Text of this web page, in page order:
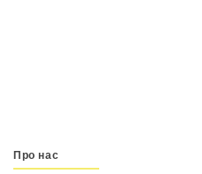
Про нас